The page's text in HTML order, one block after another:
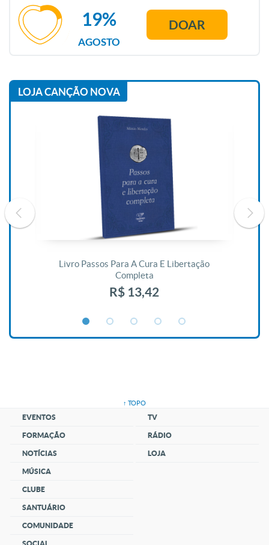
AGOSTO
19% DOAR
LOJA CANÇÃO NOVA
Livro Passos Para A Cura E Libertação
Completa
R$ 13,42
↑ TOPO
EVENTOS
FORMAÇÃO
NOTÍCIAS
MÚSICA
CLUBE
SANTUÁRIO
COMUNIDADE
SOCIAL
TV
RÁDIO
LOJA